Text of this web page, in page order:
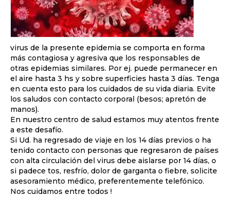
virus de la presente epidemia se comporta en forma
más contagiosa y agresiva que los responsables de
otras epidemias similares. Por ej. puede permanecer en
el aire hasta 3 hs y sobre superficies hasta 3 días. Tenga
en cuenta esto para los cuidados de su vida diaria. Evite
los saludos con contacto corporal (besos; apretón de
manos).
En nuestro centro de salud estamos muy atentos frente
a este desafío.
Si Ud. ha regresado de viaje en los 14 días previos o ha
tenido contacto con personas que regresaron de países
con alta circulación del virus debe aislarse por 14 días, o
si padece tos, resfrío, dolor de garganta o fiebre, solicite
asesoramiento médico, preferentemente telefónico.
Nos cuidamos entre todos !